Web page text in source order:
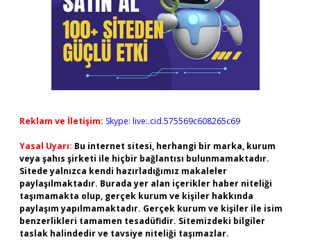
Reklam ve İletişim: Skype: live:.cid.575569c608265c69
Yasal Uyarı: Bu internet sitesi, herhangi bir marka, kurum
veya şahıs şirketi ile hiçbir bağlantısı bulunmamaktadır.
Sitede yalnızca kendi hazırladığımız makaleler
paylaşılmaktadır. Burada yer alan içerikler haber niteliği
taşımamakta olup, gerçek kurum ve kişiler hakkında
paylaşım yapılmamaktadır. Gerçek kurum ve kişiler ile isim
benzerlikleri tamamen tesadüfidir. Sitemizdeki bilgiler
taslak halindedir ve tavsiye niteliği taşımazlar.